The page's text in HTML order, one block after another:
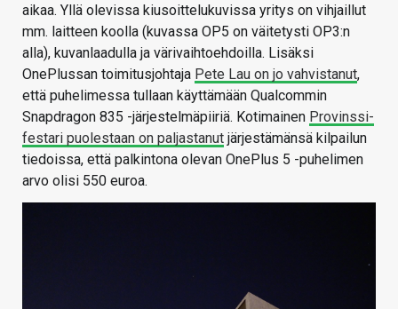
aikaa. Yllä olevissa kiusoittelukuvissa yritys on vihjaillut
mm. laitteen koolla (kuvassa OP5 on väitetysti OP3:n
alla), kuvanlaadulla ja värivaihtoehdoilla. Lisäksi
OnePlussan toimitusjohtaja Pete Lau on jo vahvistanut,
että puhelimessa tullaan käyttämään Qualcommin
Snapdragon 835 -järjestelmäpiiriä. Kotimainen Provinssi-
festari puolestaan on paljastanut järjestämänsä kilpailun
tiedoissa, että palkintona olevan OnePlus 5 -puhelimen
arvo olisi 550 euroa.